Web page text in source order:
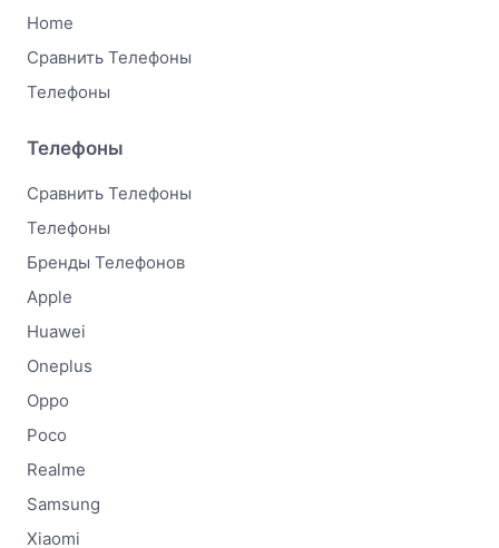
Home
Сравнить Телефоны
Телефоны
Телефоны
Сравнить Телефоны
Телефоны
Бренды Телефонов
Apple
Huawei
Oneplus
Oppo
Poco
Realme
Samsung
Xiaomi